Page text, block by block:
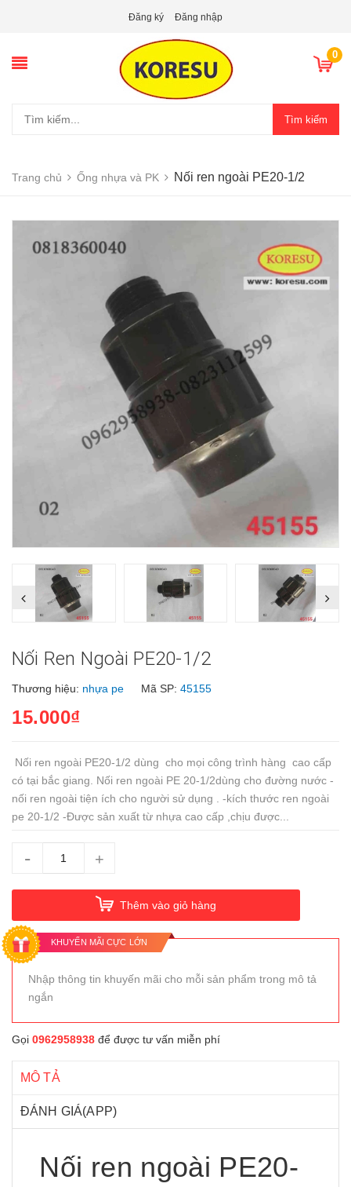
Đăng ký Đăng nhập
0
Tìm kiếm
Trang chủ Ống nhựa và PK Nối ren ngoài PE20-1/2
Nối Ren Ngoài PE20-1/2
Thương hiệu: nhựa pe Mã SP: 45155
15.000₫
Nối ren ngoài PE20-1/2 dùng cho mọi công trình hàng cao cấp
có tại bắc giang. Nối ren ngoài PE 20-1/2dùng cho đường nước -
nối ren ngoài tiện ích cho người sử dụng . -kích thước ren ngoài
pe 20-1/2 -Được sản xuất từ nhựa cao cấp ,chịu được...
- +
Thêm vào giỏ hàng
KHUYẾN MÃI CỰC LỚN
Nhập thông tin khuyến mãi cho mỗi sản phẩm trong mô tả
ngắn
Gọi 0962958938 để được tư vấn miễn phí
MÔ TẢ
ĐÁNH GIÁ(APP)
Nối ren ngoài PE20-